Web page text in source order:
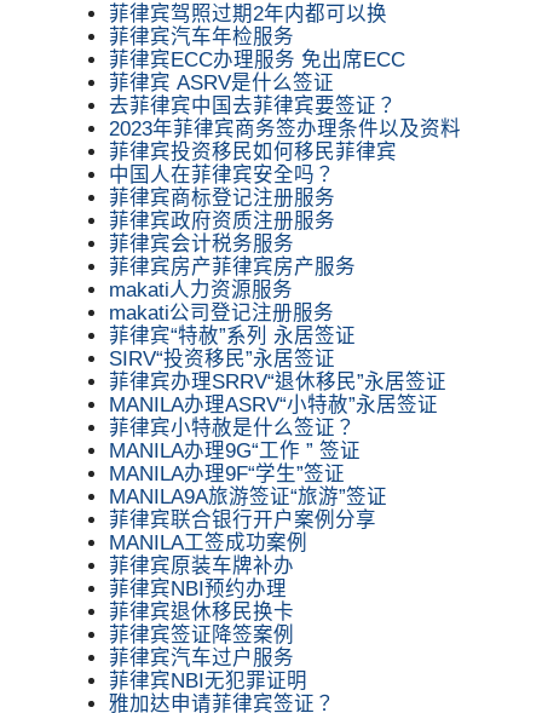
菲律宾驾照过期2年内都可以换
菲律宾汽车年检服务
菲律宾ECC办理服务 免出席ECC
菲律宾 ASRV是什么签证
去菲律宾中国去菲律宾要签证？
2023年菲律宾商务签办理条件以及资料
菲律宾投资移民如何移民菲律宾
中国人在菲律宾安全吗？
菲律宾商标登记注册服务
菲律宾政府资质注册服务
菲律宾会计税务服务
菲律宾房产菲律宾房产服务
makati人力资源服务
makati公司登记注册服务
菲律宾“特赦”系列 永居签证
SIRV“投资移民”永居签证
菲律宾办理SRRV“退休移民”永居签证
MANILA办理ASRV“小特赦”永居签证
菲律宾小特赦是什么签证？
MANILA办理9G“工作 ” 签证
MANILA办理9F“学生”签证
MANILA9A旅游签证“旅游”签证
菲律宾联合银行开户案例分享
MANILA工签成功案例
菲律宾原装车牌补办
菲律宾NBI预约办理
菲律宾退休移民换卡
菲律宾签证降签案例
菲律宾汽车过户服务
菲律宾NBI无犯罪证明
雅加达申请菲律宾签证？